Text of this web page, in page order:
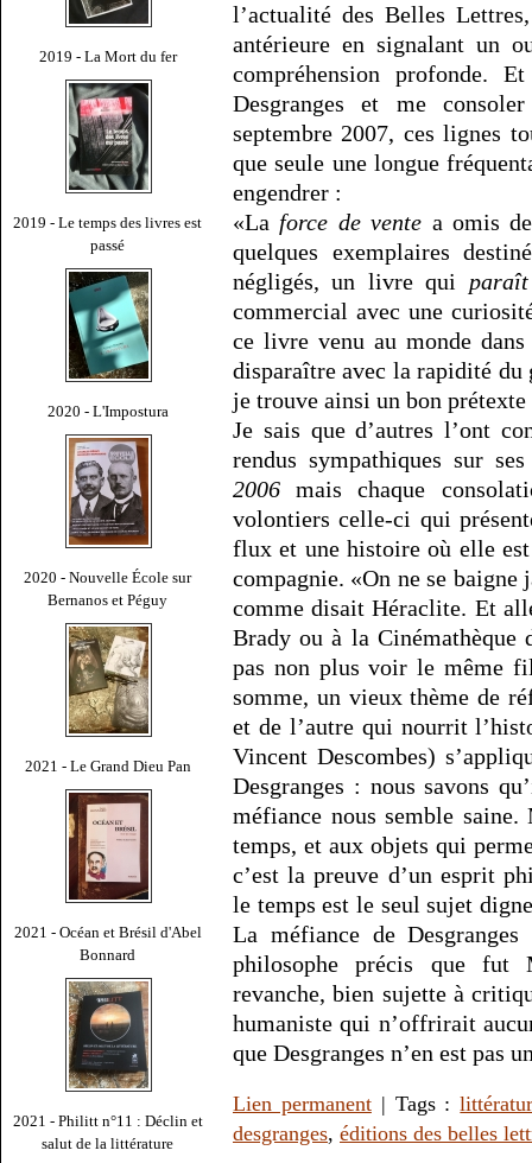
2019 - La Mort du fer
2019 - Le temps des livres est
passé
2020 - L'Impostura
2020 - Nouvelle École sur
Bernanos et Péguy
2021 - Le Grand Dieu Pan
2021 - Océan et Brésil d'Abel
Bonnard
2021 - Philitt n°11 : Déclin et
salut de la littérature
l’actualité des Belles
antérieure en signalant un
compréhension profonde.
Desgranges et me
septembre 2007, ces lignes
que seule une longue
engendrer :
«La force de vente a omis
quelques exemplaires
négligés, un livre qui paraît
commercial avec une
ce livre venu au monde
disparaître avec la rapidité du
je trouve ainsi un bon
Je sais que d’autres l’ont
rendus sympathiques sur
2006 mais chaque
volontiers celle-ci qui
flux et une histoire où elle
compagnie. «On ne se
comme disait Héraclite. Et
Brady ou à la Cinémathèque
pas non plus voir le même
somme, un vieux thème de
et de l’autre qui nourrit
Vincent Descombes)
Desgranges : nous savons
méfiance nous semble saine.
temps, et aux objets qui
c’est la preuve d’un esprit
le temps est le seul sujet
La méfiance de
philosophe précis que fut
revanche, bien sujette à
humaniste qui n’offrirait
que Desgranges n’en est pas
Lien permanent| Tags :
desgranges, éditions des belles